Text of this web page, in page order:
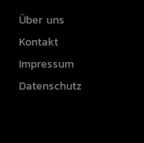
Über uns
Kontakt
Impressum
Datenschutz